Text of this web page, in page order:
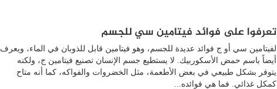
تعرفوا على فوائد فيتامين سي للجسم
لفيتامين سي أو ج فوائد عديدة للجسم، وهو فيتامين قابل للذوبان في الماء، ويعرف
أيضاً باسم حمض الأسكوربيك. لا يستطيع جسم الإنسان تصنيع فيتامين ج، ولكنه
يتوفر بشكل طبيعي في بعض الأطعمة، مثل الخضروات والفواكه، كما أنه متاح
كمكل غذائي. فما هي فوائده...